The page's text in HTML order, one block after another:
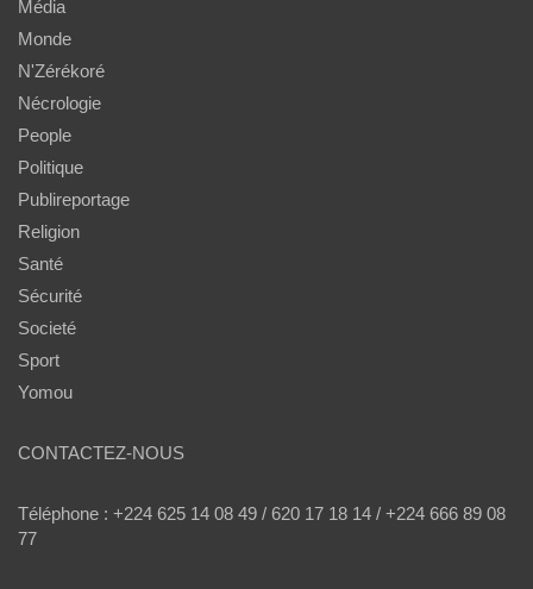
Média
Monde
N'Zérékoré
Nécrologie
People
Politique
Publireportage
Religion
Santé
Sécurité
Societé
Sport
Yomou
CONTACTEZ-NOUS
Téléphone : +224 625 14 08 49 / 620 17 18 14 / +224 666 89 08
77